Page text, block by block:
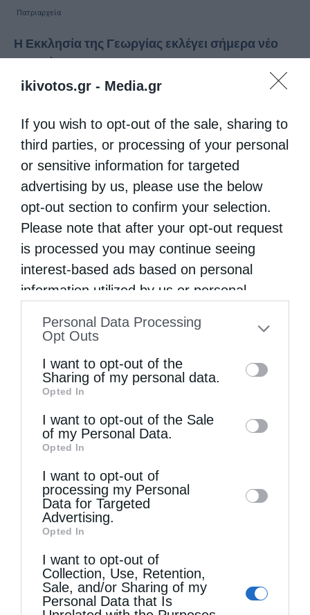
ikivotos.gr - Media.gr
If you wish to opt-out of the sale, sharing to
third parties, or processing of your personal
or sensitive information for targeted
advertising by us, please use the below
opt-out section to confirm your selection.
Please note that after your opt-out request
is processed you may continue seeing
interest-based ads based on personal
information utilized by us or personal
to your opt-out. You may separately opt-out
information by third parties on the IAB’s list
of downstream participants. This
information may also be disclosed by us to
third parties on theIAB’s List of
Downstream Participants
disclose it to other third parties.
Personal Data Processing
Opt Outs
I want to opt-out of the
Sharing of my personal data.
Opted In
I want to opt-out of the Sale
of my Personal Data.
Opted In
I want to opt-out of
processing my Personal
Data for Targeted
Advertising.
Opted In
I want to opt-out of
Collection, Use, Retention,
Sale, and/or Sharing of my
Personal Data that Is
Πατριαρχεία
Η Εκκλησία της Γεωργίας εκλέγει σήμερα νέο
Πατριάρχη
απόgenneleni 11 Μαΐου 2026
Ιστορική είναι η σημερινή ημέρα για την
Ορθόδοξη Εκκλησία της Γεωργίας, καθώς
πραγματοποιείται στην Τιφλίδα η εκλογή του
νέου Πατριάρχη, ο οποίος θα διαδεχθεί τον
μακαριστό Πατριάρχη Ηλία Β΄ και …
Πατριαρχεία
Καταρτίστηκε το τριπρόσωπο για την εκλογή
νέου Πατριάρχη Γεωργίας
genneleni 28 Απριλίου 2026
Συνήλθε σήμερα Τρίτη η Ιερά Σύνοδος του